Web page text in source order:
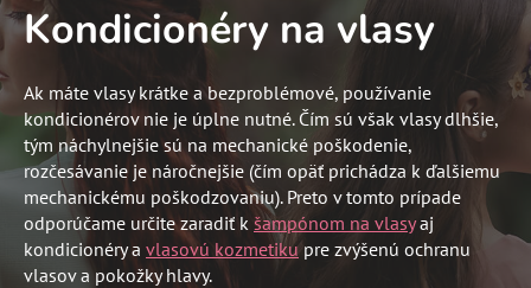
Kondicionéry na vlasy
Ak máte vlasy krátke a bezproblémové, používanie
kondicionérov nie je úplne nutné. Čím sú však vlasy dlhšie,
tým náchylnejšie sú na mechanické poškodenie,
rozčesávanie je náročnejšie (čím opäť prichádza k ďalšiemu
mechanickému poškodzovaniu). Preto v tomto prípade
odporúčame určite zaradiť k šampónom na vlasyaj
kondicionéry a vlasovú kozmetikupre zvýšenú ochranu
vlasov a pokožky hlavy.